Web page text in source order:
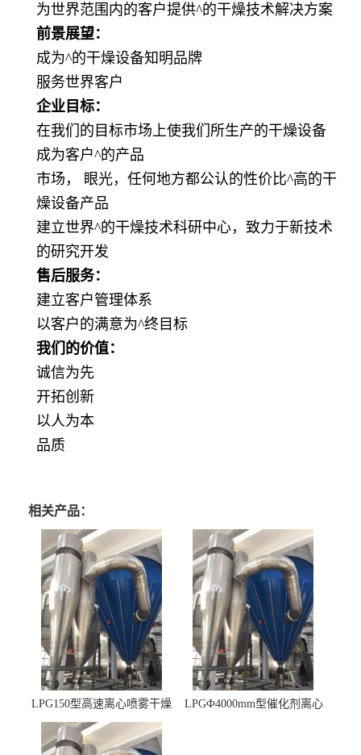
为世界范围内的客户提供^的干燥技术解决方案
前景展望：
成为^的干燥设备知明品牌
服务世界客户
企业目标：
在我们的目标市场上使我们所生产的干燥设备
成为客户^的产品
市场， 眼光，任何地方都公认的性价比^高的干
燥设备产品
建立世界^的干燥技术科研中心，致力于新技术
的研究开发
售后服务：
建立客户管理体系
以客户的满意为^终目标
我们的价值：
诚信为先
开拓创新
以人为本
品质
相关产品：
LPG150型高速离心喷雾干燥
机 φ2.85m
LPGФ4000mm型催化剂离心